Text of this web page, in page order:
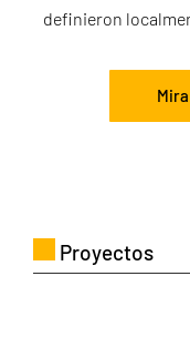
definieron
Proyectos